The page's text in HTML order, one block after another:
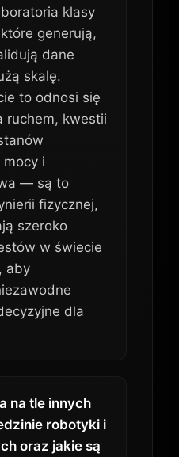
klasy
generują,
dane
skalę.
to odnosi się
ruchem, kwestii
mocy i
— są to
fizycznej,
szeroko
w świecie
aby
dla
na tle innych
robotyki i
oraz jakie są